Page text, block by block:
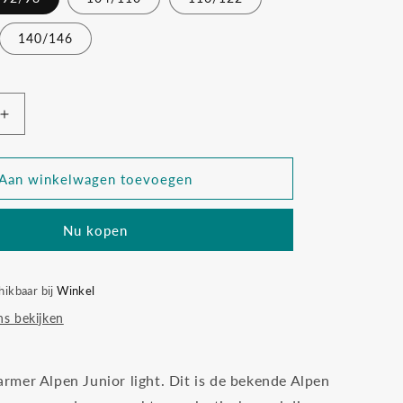
140/146
Aantal
verhogen
voor
Bodywarmer
alpen
coral
Aan winkelwagen toevoegen
Nu kopen
bijWinkel
bekijken
Alpen Junior light. Dit is de bekende Alpen